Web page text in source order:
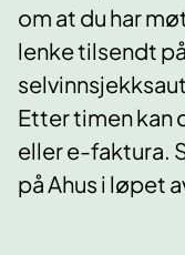
om at du har
lenke tilsendt
Etter timen kan
eller e-faktura.
på Ahus i løpet